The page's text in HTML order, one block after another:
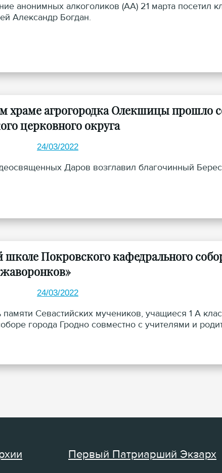
анонимных алкоголиков (АА) 21 марта посетил
Александр Богдан.
храме агрогородка Олекшицы прошло
церковного округа
24/03/2022
Даров возглавил благочинный
школе Покровского кафедрального
24/03/2022
памяти Севастийских мучеников, учащиеся 1 А
города Гродно совместно с учителями и
Первый Патриарший Экзарх